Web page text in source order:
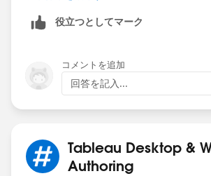
役立つとしてマーク
コメントを追加
回答を記入...
Tableau Desktop &
Authoring